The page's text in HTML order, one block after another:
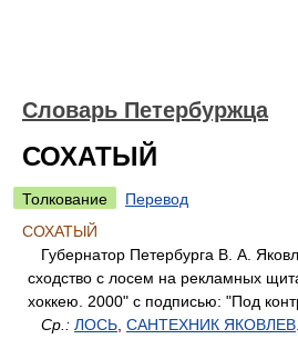
Словарь Петербуржца
СОХАТЫЙ
Толкование
Перевод
СОХАТЫЙ
Губернатор Петербурга В. А.
сходство с лосем на рекламных
хоккею. 2000" с подписью: "Под
Ср.: ЛОСЬ САНТЕХНИК ЯКОВЛЕВ